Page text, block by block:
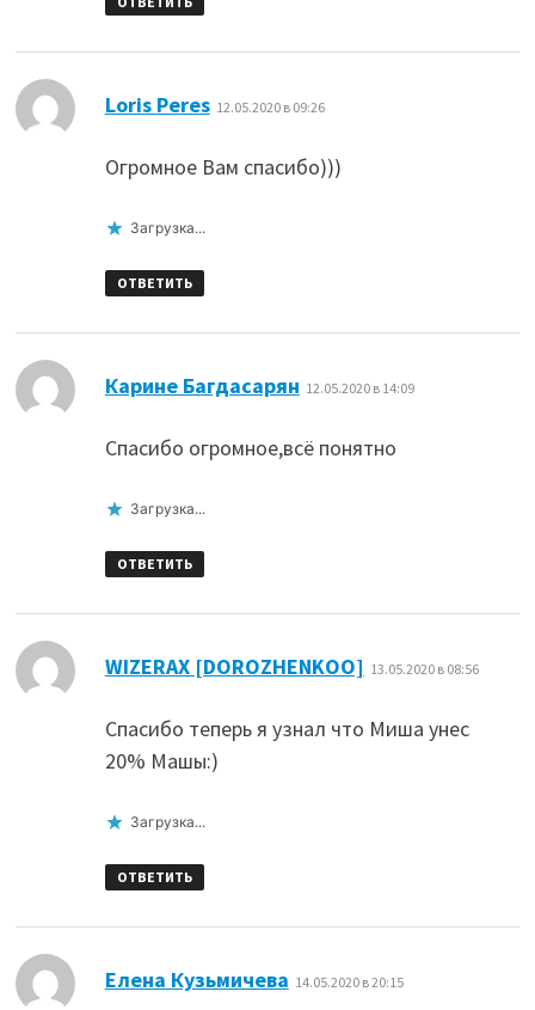
Loris Peres: 12.05.2020 в 09:26
Огромное Вам спасибо)))
Загрузка...
ОТВЕТИТЬ
Карине Багдасарян 12.05.2020 в 14:09
Спасибо огромное,всё понятно
Загрузка...
ОТВЕТИТЬ
WIZERAX [DOROZHENKOO] 13.05.2020 в 08:56
Спасибо теперь я узнал что Миша унес
20% Машы:)
Загрузка...
ОТВЕТИТЬ
Елена Кузьмичева 14.05.2020 в 20:15